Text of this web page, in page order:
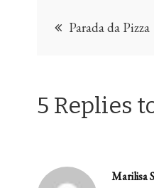
Post
Parada da Pizza
5 Replies
Marilisa